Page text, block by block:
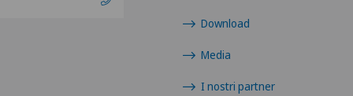
Download
Media
I nostri partner